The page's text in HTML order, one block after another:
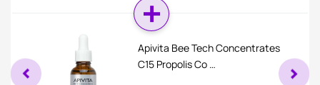
Apivita Bee Tech Concentrates
C15 Propolis Co …